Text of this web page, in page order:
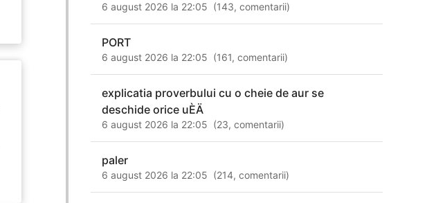
6 august 2026 la 22:05 (143,comentarii)
PORT
6 august 2026 la 22:05 (161,comentarii)
explicatia proverbului cu o cheie de aur se
deschide orice uÈÄ
6 august 2026 la 22:05 (23,comentarii)
paler
6 august 2026 la 22:05 (214,comentarii)